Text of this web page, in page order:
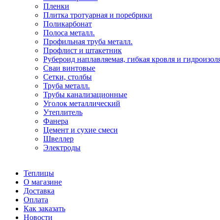
Пленки
Плитка тротуарная и поребрики
Поликарбонат
Полоса металл.
Профильная труба металл.
Профлист и штакетник
Рубероид наплавляемая, гибкая кровля и
Сваи винтовые
Сетки, столбы
Труба металл.
Трубы канализационные
Уголок металлический
Утеплитель
Фанера
Цемент и сухие смеси
Швеллер
Электроды
Теплицы
О магазине
Доставка
Оплата
Как заказать
Новости